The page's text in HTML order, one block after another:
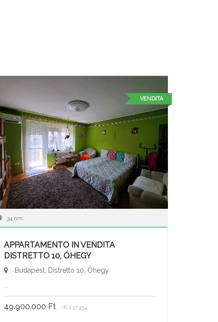
VENDITA
34 nm
APPARTAMENTO IN VENDITA
DISTRETTO 10, ÓHEGY
Budapest, Distretto 10, Óhegy
49.900.000 Ft € 137.454